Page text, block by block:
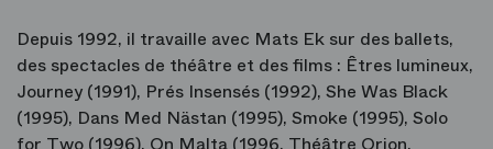
Depuis 1992, il travaille avec Mats Ek sur des ballets,
des spectacles de théâtre et des films : Êtres lumineux,
Journey (1991), Prés Insensés (1992), She Was Black
(1995), Dans Med Nästan (1995), Smoke (1995), Solo